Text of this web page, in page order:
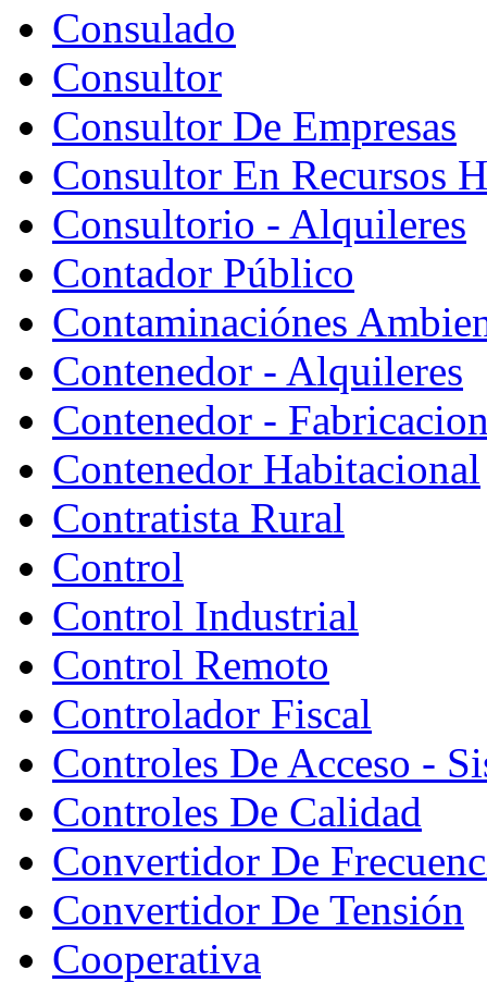
Consulado
Consultor
Consultor De Empresas
Consultor En Recursos
Consultorio - Alquileres
Contador Público
Contaminaciónes
Contenedor - Alquileres
Contenedor -
Contenedor Habitacional
Contratista Rural
Control
Control Industrial
Control Remoto
Controlador Fiscal
Controles De Acceso -
Controles De Calidad
Convertidor De
Convertidor De Tensión
Cooperativa